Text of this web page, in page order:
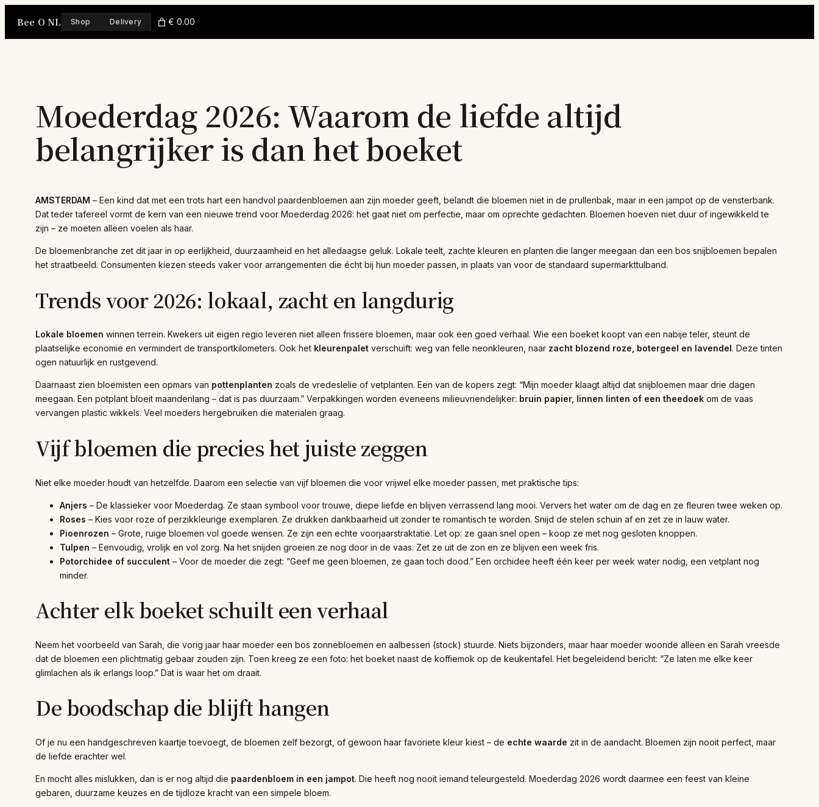
Bee O NL Shop Delivery € 0.00
Moederdag 2026: Waarom de liefde altijd
belangrijker is dan het boeket
AMSTERDAM – Een kind dat met een trots hart een handvol paardenbloemen aan zijn moeder geeft, belandt die bloemen niet in de prullenbak, maar in een jampot op de vensterbank.
Dat teder tafereel vormt de kern van een nieuwe trend voor Moederdag 2026: het gaat niet om perfectie, maar om oprechte gedachten. Bloemen hoeven niet duur of ingewikkeld te
zijn – ze moeten alleen voelen als haar.
De bloemenbranche zet dit jaar in op eerlijkheid, duurzaamheid en het alledaagse geluk. Lokale teelt, zachte kleuren en planten die langer meegaan dan een bos snijbloemen bepalen
het straatbeeld. Consumenten kiezen steeds vaker voor arrangementen die écht bij hun moeder passen, in plaats van voor de standaard supermarkttulband.
Trends voor 2026: lokaal, zacht en langdurig
Lokale bloemen winnen terrein. Kwekers uit eigen regio leveren niet alleen frissere bloemen, maar ook een goed verhaal. Wie een boeket koopt van een nabije teler, steunt de
plaatselijke economie en vermindert de transportkilometers. Ook het kleurenpalet verschuift: weg van felle neonkleuren, naar zacht blozend roze, botergeel en lavendel. Deze tinten
ogen natuurlijk en rustgevend.
Daarnaast zien bloemisten een opmars van pottenplanten zoals de vredeslelie of vetplanten. Een van de kopers zegt: “Mijn moeder klaagt altijd dat snijbloemen maar drie dagen
meegaan. Een potplant bloeit maandenlang – dat is pas duurzaam.” Verpakkingen worden eveneens milieuvriendelijker: bruin papier, linnen linten of een theedoek om de vaas
vervangen plastic wikkels. Veel moeders hergebruiken die materialen graag.
Vijf bloemen die precies het juiste zeggen
Niet elke moeder houdt van hetzelfde. Daarom een selectie van vijf bloemen die voor vrijwel elke moeder passen, met praktische tips:
Anjers – De klassieker voor Moederdag. Ze staan symbool voor trouwe, diepe liefde en blijven verrassend lang mooi. Ververs het water om de dag en ze fleuren twee weken op.
Roses – Kies voor roze of perzikkleurige exemplaren. Ze drukken dankbaarheid uit zonder te romantisch te worden. Snijd de stelen schuin af en zet ze in lauw water.
Pioenrozen – Grote, ruige bloemen vol goede wensen. Ze zijn een echte voorjaarstraktatie. Let op: ze gaan snel open – koop ze met nog gesloten knoppen.
Tulpen – Eenvoudig, vrolijk en vol zorg. Na het snijden groeien ze nog door in de vaas. Zet ze uit de zon en ze blijven een week fris.
Potorchidee of succulent – Voor de moeder die zegt: “Geef me geen bloemen, ze gaan toch dood.” Een orchidee heeft één keer per week water nodig, een vetplant nog
minder.
Achter elk boeket schuilt een verhaal
Neem het voorbeeld van Sarah, die vorig jaar haar moeder een bos zonnebloemen en aalbessen (stock) stuurde. Niets bijzonders, maar haar moeder woonde alleen en Sarah vreesde
dat de bloemen een plichtmatig gebaar zouden zijn. Toen kreeg ze een foto: het boeket naast de koffiemok op de keukentafel. Het begeleidend bericht: “Ze laten me elke keer
glimlachen als ik erlangs loop.” Dat is waar het om draait.
De boodschap die blijft hangen
Of je nu een handgeschreven kaartje toevoegt, de bloemen zelf bezorgt, of gewoon haar favoriete kleur kiest – de echte waarde zit in de aandacht. Bloemen zijn nooit perfect, maar
de liefde erachter wel.
En mocht alles mislukken, dan is er nog altijd die paardenbloem in een jampot. Die heeft nog nooit iemand teleurgesteld. Moederdag 2026 wordt daarmee een feest van kleine
gebaren, duurzame keuzes en de tijdloze kracht van een simpele bloem.